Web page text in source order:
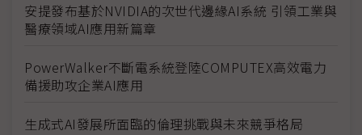
安提發布基於NVIDIA的次世代邊緣AI系統 引領工業與
醫療領域AI應用新篇章
PowerWalker不斷電系統登陸COMPUTEX高效電力
備援助攻企業AI應用
生成式AI發展所面臨的倫理挑戰與未來競爭格局